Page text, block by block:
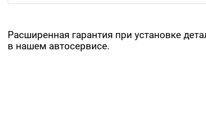
Расширенная гарантия при установке
в нашем автосервисе.